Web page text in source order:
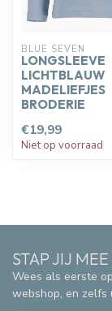
BLUE SEVEN
LONGSLEEVE
LICHTBLAUW
MADELIEFJES
BRODERIE
€19,99
Niet op voorraad
STAP JIJ
Wees als eerste
webshop, en zelfs